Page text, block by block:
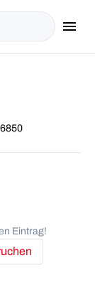
menu
Eintrag!